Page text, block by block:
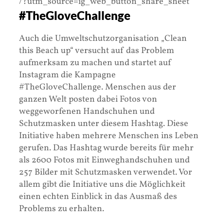
#TheGloveChallenge
Auch die Umweltschutzorganisation „Clean
this Beach up“ versucht auf das Problem
aufmerksam zu machen und startet auf
Instagram die Kampagne
#TheGloveChallenge. Menschen aus der
ganzen Welt posten dabei Fotos von
weggeworfenen Handschuhen und
Schutzmasken unter diesem Hashtag. Diese
Initiative haben mehrere Menschen ins Leben
gerufen. Das Hashtag wurde bereits für mehr
als 2600 Fotos mit Einweghandschuhen und
257 Bilder mit Schutzmasken verwendet. Vor
allem gibt die Initiative uns die Möglichkeit
einen echten Einblick in das Ausmaß des
Problems zu erhalten.